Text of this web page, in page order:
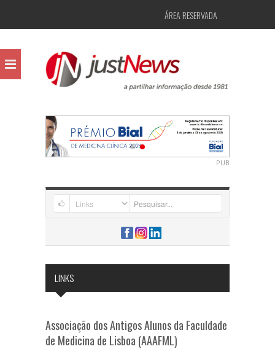
ÁREA RESERVADA
PUB
LINKS
Associação dos Antigos Alunos da Faculdade
de Medicina de Lisboa (AAAFML)